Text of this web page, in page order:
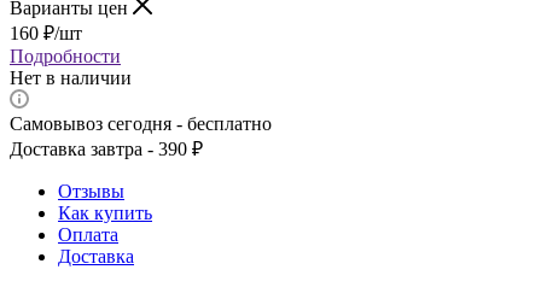
Варианты цен
160 ₽/шт
Подробности
Нет в наличии
Самовывоз сегодня - бесплатно
Доставка завтра - 390 ₽
Отзывы
Как купить
Оплата
Доставка